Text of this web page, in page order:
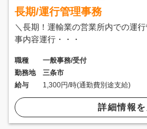
長期/運行管理事務
＼長期！運輸業の営業所内での運
事内容運行・・・
職種
一般事務/受付
勤務地
三条市
給与
1,300円/時(通勤費別途支給)
詳細情報を